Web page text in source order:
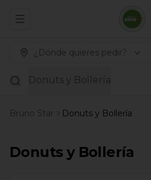
Abrir menu de navegación
¿Dónde quieres pedir?
Donuts y Bollería
Bruno Star Donuts y Bollería
Donuts y Bollería